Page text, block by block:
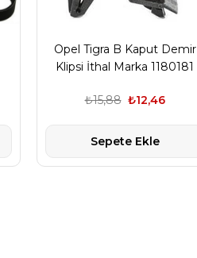
Opel Tigra B Kaput Demir
Klipsi İthal Marka 1180181
₺12,46
₺15,88
Sepete Ekle